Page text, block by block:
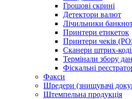
Грошові скрині
Детектори валют
Лічильники
Принтери етикеток
Принтери чеків
Сканери штрих-
Термінали збору
Фіскальні
Факси
Шредери (знищувачі
Штемпельна продукція